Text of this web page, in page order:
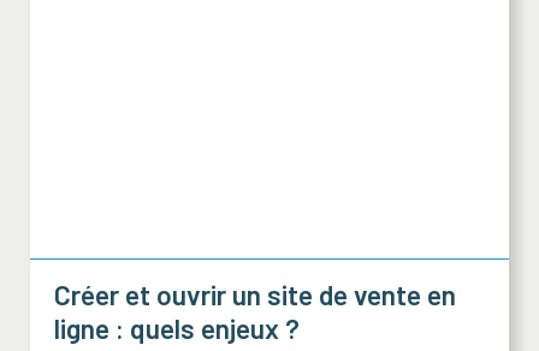
Créer et ouvrir un site de vente en
ligne : quels enjeux ?